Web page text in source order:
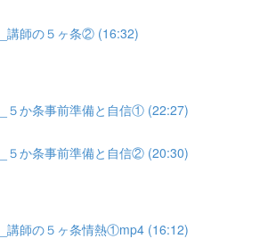
講師の５ヶ条② (16:32)
５か条事前準備と自信① (22:27)
５か条事前準備と自信② (20:30)
講師の５ヶ条情熱①mp4 (16:12)